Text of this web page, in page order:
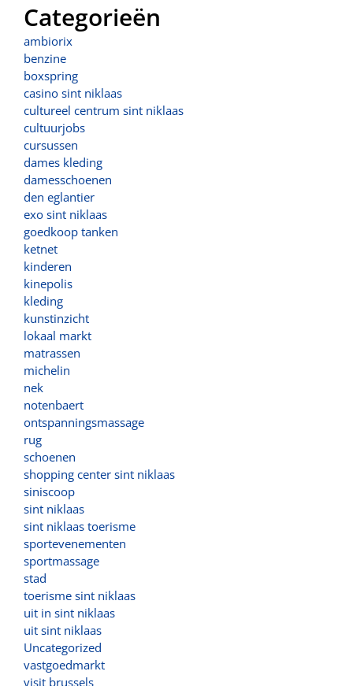
Categorieën
ambiorix
benzine
boxspring
casino sint niklaas
cultureel centrum sint niklaas
cultuurjobs
cursussen
dames kleding
damesschoenen
den eglantier
exo sint niklaas
goedkoop tanken
ketnet
kinderen
kinepolis
kleding
kunstinzicht
lokaal markt
matrassen
michelin
nek
notenbaert
ontspanningsmassage
rug
schoenen
shopping center sint niklaas
siniscoop
sint niklaas
sint niklaas toerisme
sportevenementen
sportmassage
stad
toerisme sint niklaas
uit in sint niklaas
uit sint niklaas
Uncategorized
vastgoedmarkt
visit brussels